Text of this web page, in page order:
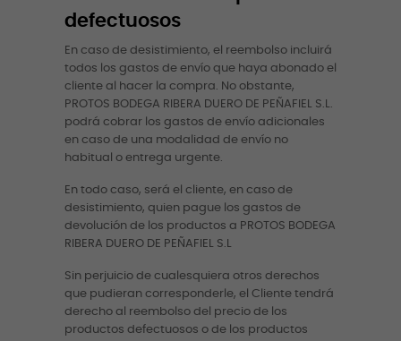
defectuosos
En caso de desistimiento, el reembolso incluirá
todos los gastos de envío que haya abonado el
cliente al hacer la compra. No obstante,
PROTOS BODEGA RIBERA DUERO DE PEÑAFIEL S.L.
podrá cobrar los gastos de envío adicionales
en caso de una modalidad de envío no
habitual o entrega urgente.
En todo caso, será el cliente, en caso de
desistimiento, quien pague los gastos de
devolución de los productos a PROTOS BODEGA
RIBERA DUERO DE PEÑAFIEL S.L
Sin perjuicio de cualesquiera otros derechos
que pudieran corresponderle, el Cliente tendrá
derecho al reembolso del precio de los
productos defectuosos o de los productos